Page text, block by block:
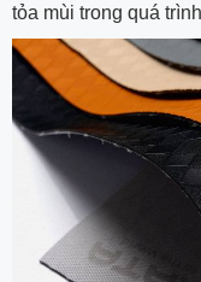
tỏa mùi trong quá